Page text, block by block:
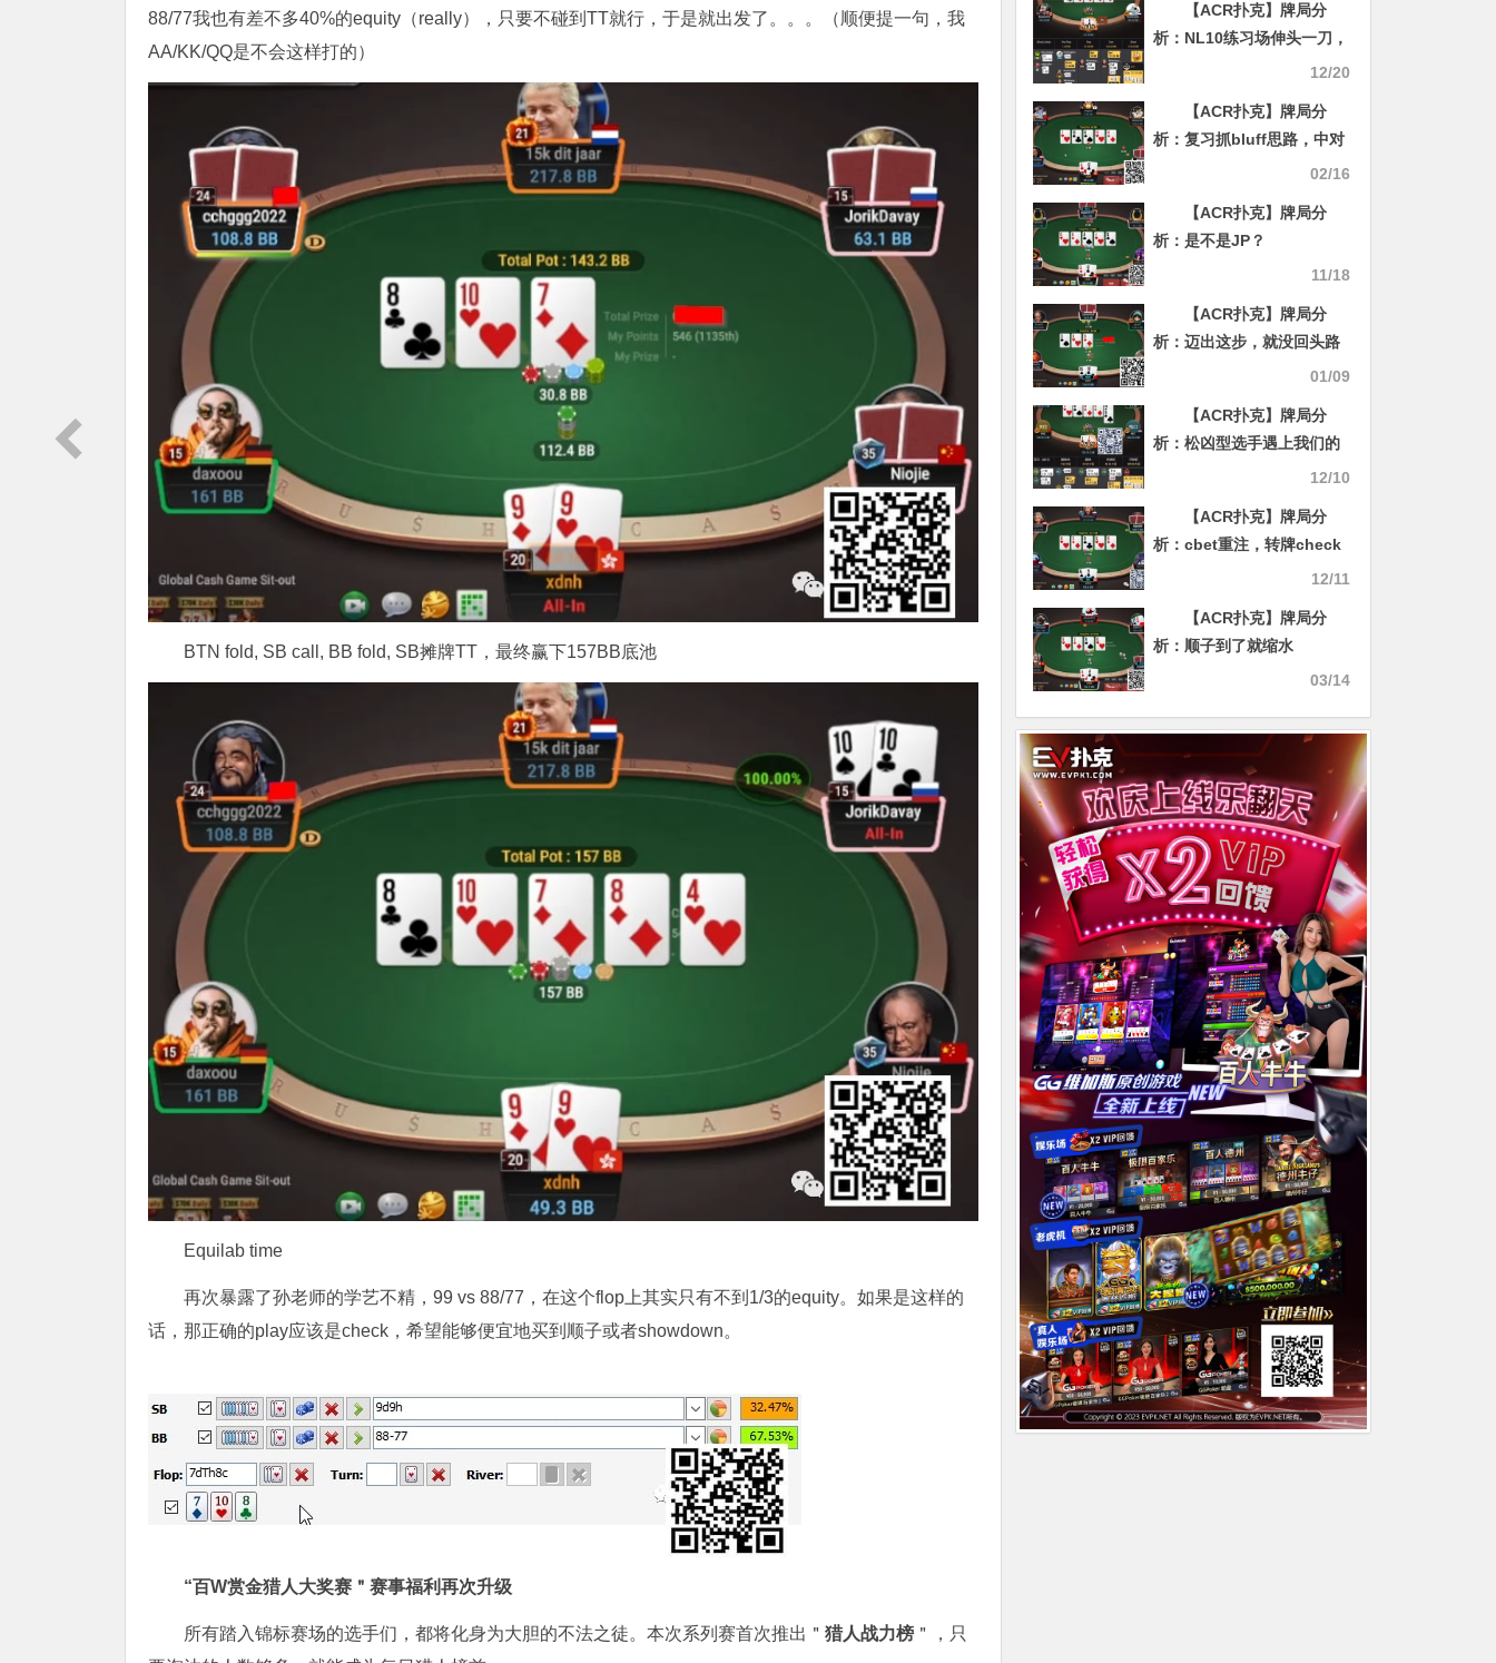
88/77我也有差不多40%的equity（really），只要不碰到TT就行，于是就出发了。。。（顺便提一句，我
AA/KK/QQ是不会这样打的）
BTN fold, SB call, BB fold, SB摊牌TT，最终赢下157BB底池
Equilab time
再次暴露了孙老师的学艺不精，99 vs 88/77，在这个flop上其实只有不到1/3的equity。如果是这样的
话，那正确的play应该是check，希望能够便宜地买到顺子或者showdown。
“百W赏金猎人大奖赛＂ 赛事福利再次升级
所有踏入锦标赛场的选手们，都将化身为大胆的不法之徒。本次系列赛首次推出＂ 猎人战力榜 ＂，只
【ACR扑克】牌局分
析：NL10练习场伸头一刀，
12/20
【ACR扑克】牌局分
析：复习抓bluff思路，中对
02/16
【ACR扑克】牌局分
析：是不是JP？
11/18
【ACR扑克】牌局分
析：迈出这步，就没回头路
01/09
【ACR扑克】牌局分
析：松凶型选手遇上我们的
12/10
【ACR扑克】牌局分
析：cbet重注，转牌check
12/11
【ACR扑克】牌局分
析：顺子到了就缩水
03/14